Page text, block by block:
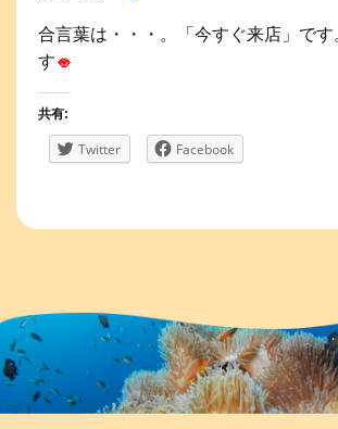
合言葉は・・・。「今すぐ来店」で
す
共有:
Twitter Facebook